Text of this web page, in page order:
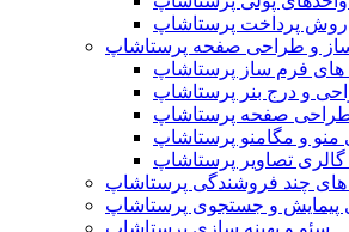
روش پرداخت پرستاشاپ
و طراحی صفحه پرستاشاپ
های فرم ساز پرستاشاپ
و درج بنر پرستاشاپ
صفحه پرستاشاپ
و مگامنو پرستاشاپ
تصاویر پرستاشاپ
های چند فروشندگی پرستاشاپ
پیمایش و جستجوی پرستاشاپ
سئو و بهینه سازی پرستاشاپ